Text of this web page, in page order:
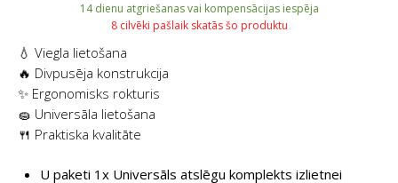
14 dienu atgriešanas vai kompensācijas iespēja
8 cilvēki pašlaik skatās šo produktu
💧 Viegla lietošana
🔥 Divpusēja konstrukcija
✨ Ergonomisks rokturis
🧽 Universāla lietošana
🍴 Praktiska kvalitāte
U paketi 1x Universāls atslēgu komplekts izlietnei